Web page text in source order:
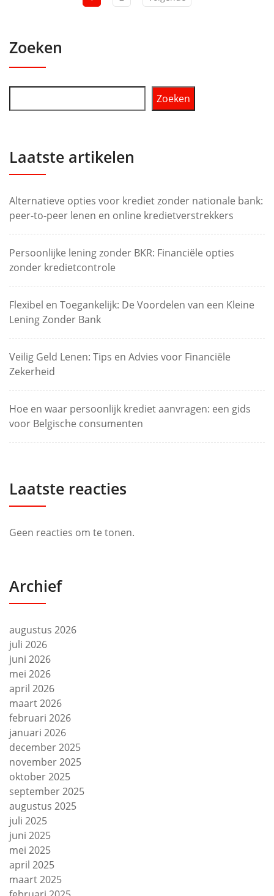
Zoeken
Zoeken
Laatste artikelen
Alternatieve opties voor krediet zonder nationale bank:
peer-to-peer lenen en online kredietverstrekkers
Persoonlijke lening zonder BKR: Financiële opties
zonder kredietcontrole
Flexibel en Toegankelijk: De Voordelen van een Kleine
Lening Zonder Bank
Veilig Geld Lenen: Tips en Advies voor Financiële
Zekerheid
Hoe en waar persoonlijk krediet aanvragen: een gids
voor Belgische consumenten
Laatste reacties
Geen reacties om te tonen.
Archief
augustus 2026
juli 2026
juni 2026
mei 2026
april 2026
maart 2026
februari 2026
januari 2026
december 2025
november 2025
oktober 2025
september 2025
augustus 2025
juli 2025
juni 2025
mei 2025
april 2025
maart 2025